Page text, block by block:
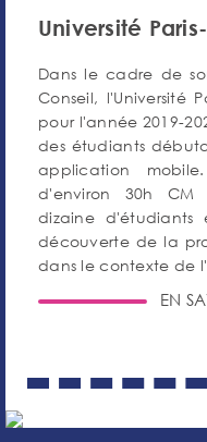
Université
Dans le cadre de
Conseil, l'Université
pour l'année 2019-
des étudiants
application
d'environ 30h
dizaine
découverte de la
dans le contexte de
EN